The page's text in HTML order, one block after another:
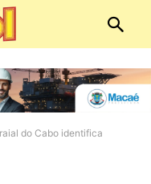
do Cabo identifica